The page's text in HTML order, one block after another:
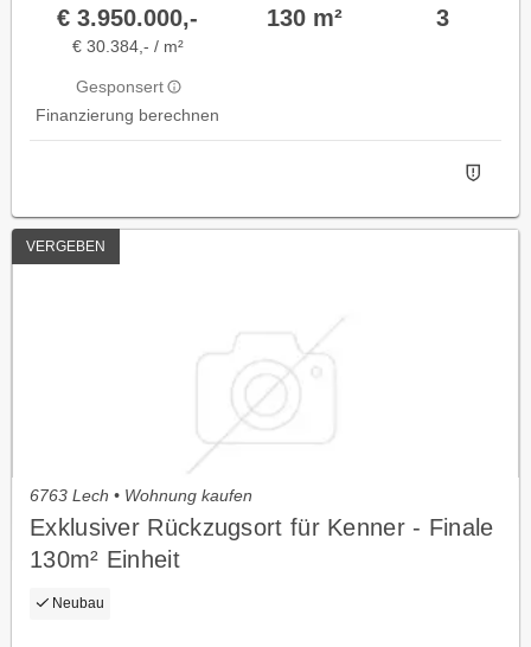
€ 3.950.000,-
€ 30.384,- / m²
Gesponsert
Finanzierung berechnen
130 m² 3
VERGEBEN
6763 Lech • Wohnung kaufen
Exklusiver Rückzugsort für Kenner - Finale
130m² Einheit
Neubau